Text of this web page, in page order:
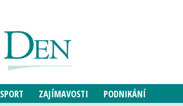
SPORT ZAJÍMAVOSTI
PODNIKÁNÍ